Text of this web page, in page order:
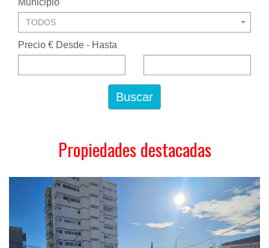
TODOS
Precio € Desde - Hasta
Buscar
Propiedades destacadas